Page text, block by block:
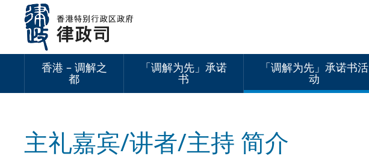
容
香港 – 调解之
都
「调解为先」承诺
书
「调解为先」承诺书活
动
主礼嘉宾/讲者/主持 简介